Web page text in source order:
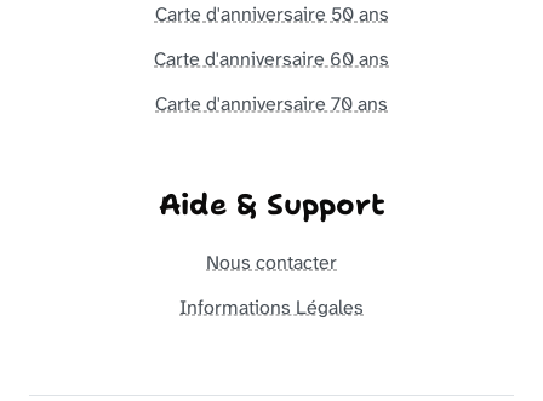
Carte d'anniversaire 50 ans
Carte d'anniversaire 60 ans
Carte d'anniversaire 70 ans
Aide & Support
Nous contacter
Informations Légales